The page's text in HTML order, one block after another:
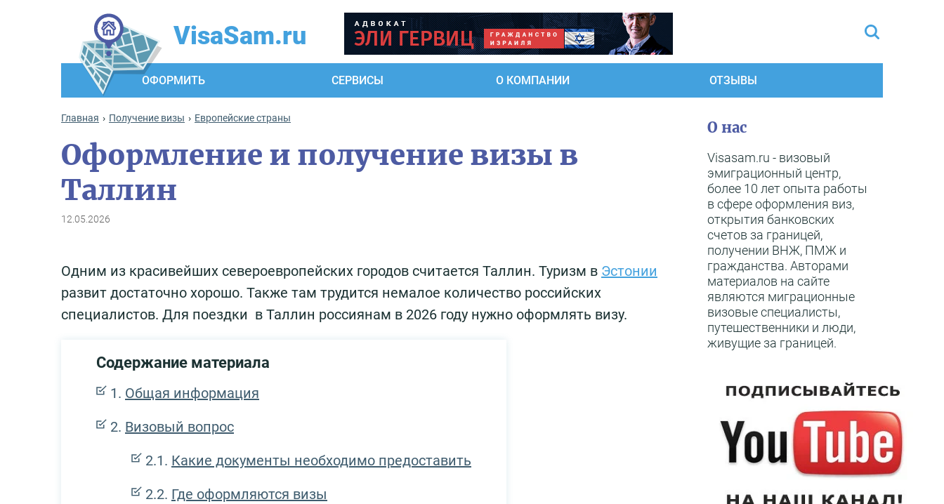
VisaSam.ru
ОФОРМИТЬ СЕРВИСЫ О КОМПАНИИ ОТЗЫВЫ
Главная Получение визы Европейские страны
Оформление и получение визы в
Таллин
12.05.2026
Одним из красивейших североевропейских городов считается Таллин. Туризм в Эстонии
развит достаточно хорошо. Также там трудится немалое количество российских
специалистов. Для поездки в Таллин россиянам в 2026 году нужно оформлять визу.
Содержание материала
Общая информация
Визовый вопрос
Какие документы необходимо предоставить
Где оформляются визы
О нас
Visasam.ru - визовый
эмиграционный центр,
более 10 лет опыта работы
в сфере оформления виз,
открытия банковских
счетов за границей,
получении ВНЖ, ПМЖ и
гражданства. Авторами
материалов на сайте
являются миграционные
визовые специалисты,
путешественники и люди,
живущие за границей.